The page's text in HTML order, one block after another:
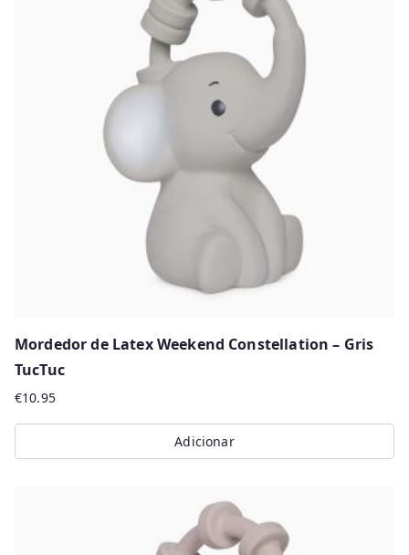
Mordedor de Latex Weekend Constellation – Gris
TucTuc
€10.95
Adicionar